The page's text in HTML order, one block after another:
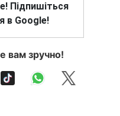
Підпишіться
в Google!
вам зручно!